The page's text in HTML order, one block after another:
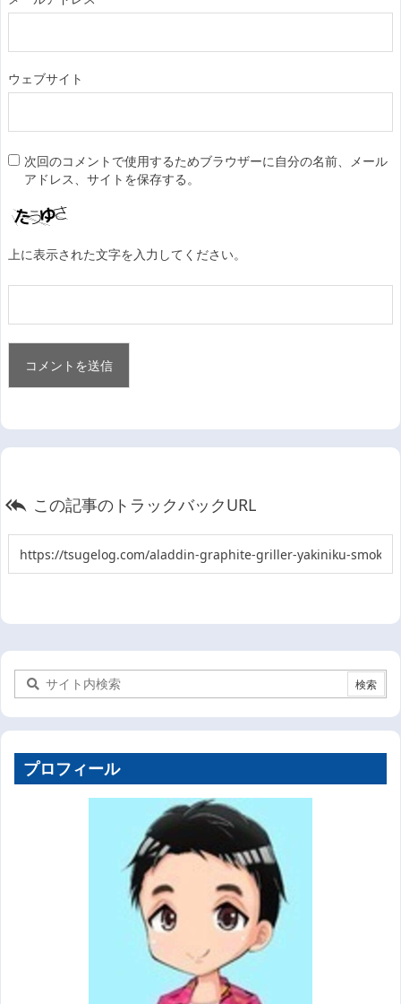
ウェブサイト
次回のコメントで使用するためブラウザーに自分の名前、メール
アドレス、サイトを保存する。
上に表示された文字を入力してください。
 この記事のトラックバックURL
プロフィール